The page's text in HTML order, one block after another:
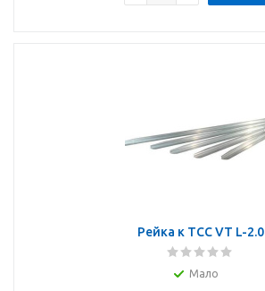
Рейка к ТСС VT L-2.0
Мало